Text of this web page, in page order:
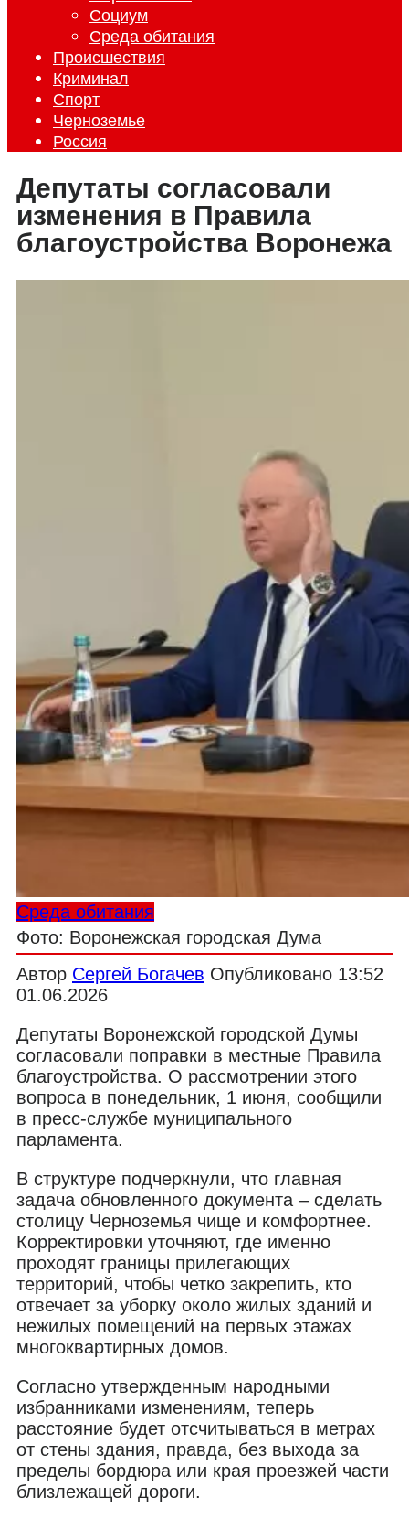
Социум
Среда обитания
Происшествия
Криминал
Спорт
Черноземье
Россия
Депутаты согласовали
изменения в Правила
благоустройства Воронежа
Среда обитания
Фото: Воронежская городская Дума
Автор Сергей Богачев Опубликовано 13:52
01.06.2026
Депутаты Воронежской городской Думы
согласовали поправки в местные Правила
благоустройства. О рассмотрении этого
вопроса в понедельник, 1 июня, сообщили
в пресс-службе муниципального
парламента.
В структуре подчеркнули, что главная
задача обновленного документа – сделать
столицу Черноземья чище и комфортнее.
Корректировки уточняют, где именно
проходят границы прилегающих
территорий, чтобы четко закрепить, кто
отвечает за уборку около жилых зданий и
нежилых помещений на первых этажах
многоквартирных домов.
Согласно утвержденным народными
избранниками изменениям, теперь
расстояние будет отсчитываться в метрах
от стены здания, правда, без выхода за
пределы бордюра или края проезжей части
близлежащей дороги.